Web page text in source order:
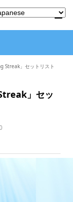
Streak」セットリスト
」セッ